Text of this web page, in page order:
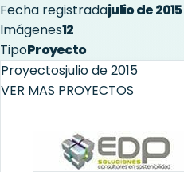
Fecha registradajulio de 2015
Imágenes12
TipoProyecto
Proyectosjulio de 2015
VER MAS PROYECTOS